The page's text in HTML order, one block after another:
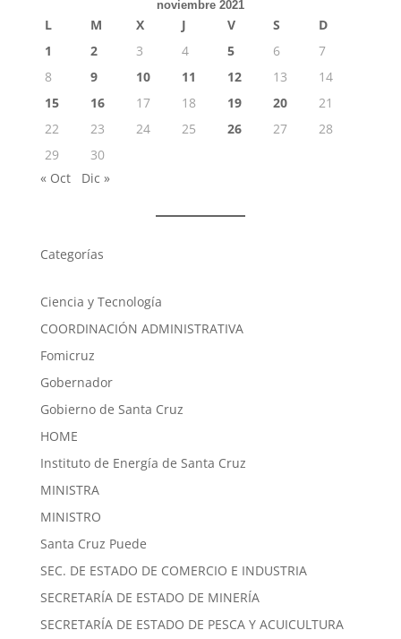
noviembre 2021
L M X J V S
D
1
2 3 4 5 6
7
8
9 10 11 12 13
14
15
16 17 18 19 20
21
22
23 24 25 26 27
28
29
30
« Oct
Dic »
Categorías
Ciencia y Tecnología
COORDINACIÓN ADMINISTRATIVA
Fomicruz
Gobernador
Gobierno de Santa Cruz
HOME
Instituto de Energía de Santa Cruz
MINISTRA
MINISTRO
Santa Cruz Puede
SEC. DE ESTADO DE COMERCIO E INDUSTRIA
SECRETARÍA DE ESTADO DE MINERÍA
SECRETARÍA DE ESTADO DE PESCA Y ACUICULTURA